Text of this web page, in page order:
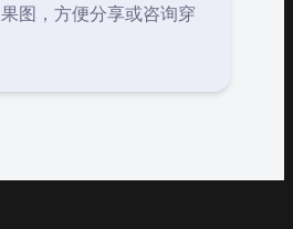
图，方便分享或咨询穿